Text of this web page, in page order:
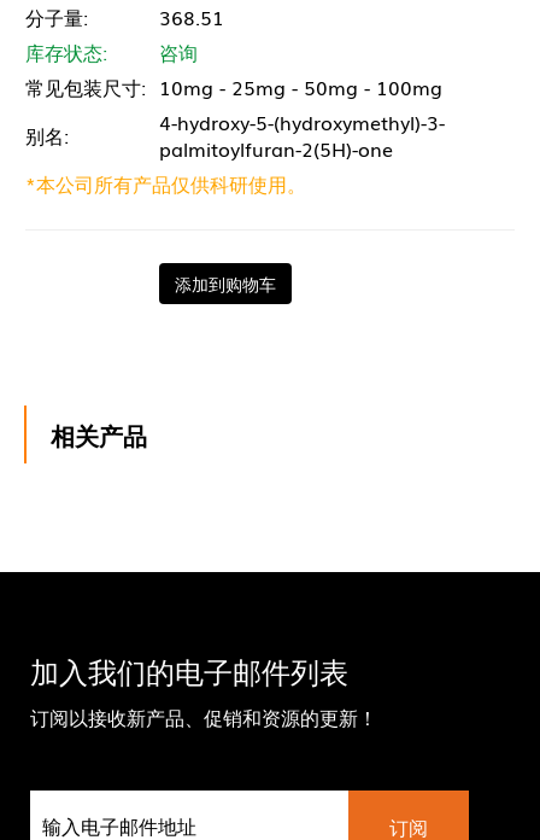
分子量:
368.51
库存状态:
咨询
常见包装尺寸: 10mg - 25mg - 50mg - 100mg
别名:
4-hydroxy-5-(hydroxymethyl)-3-
palmitoylfuran-2(5H)-one
*本公司所有产品仅供科研使用。
添加到购物车
相关产品
加入我们的电子邮件列表
订阅以接收新产品、促销和资源的更新！